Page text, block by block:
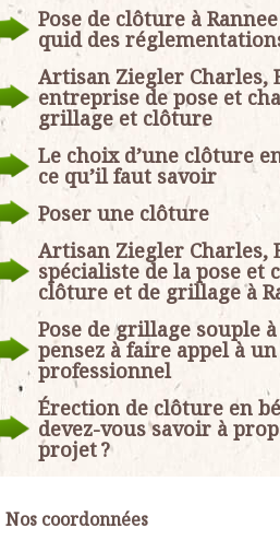
Pose de clôture à
quid des
Artisan Ziegler Charles,
entreprise de pose et
grillage et clôture
Le choix d’une clôture
ce qu’il faut savoir
Poser une clôture
Artisan Ziegler Charles,
spécialiste de la pose et
clôture et de grillage à
Pose de grillage souple à
pensez à faire appel à
professionnel
Érection de clôture en
devez-vous savoir à
projet ?
Nos coordonnées